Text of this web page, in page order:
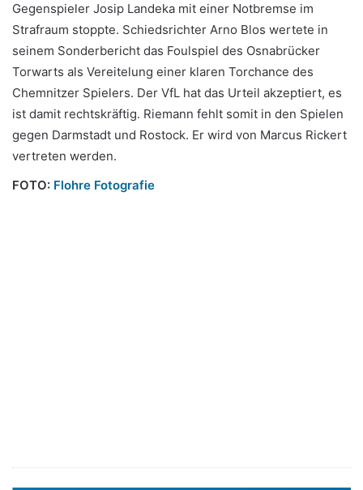
Gegenspieler Josip Landeka mit einer Notbremse im
Strafraum stoppte. Schiedsrichter Arno Blos wertete in
seinem Sonderbericht das Foulspiel des Osnabrücker
Torwarts als Vereitelung einer klaren Torchance des
Chemnitzer Spielers. Der VfL hat das Urteil akzeptiert, es
ist damit rechtskräftig. Riemann fehlt somit in den Spielen
gegen Darmstadt und Rostock. Er wird von Marcus Rickert
vertreten werden.
FOTO: Flohre Fotografie